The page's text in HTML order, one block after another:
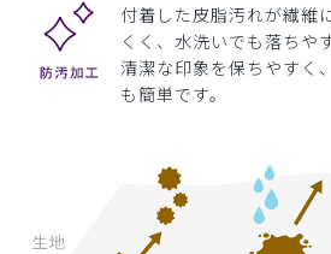
付着した皮脂汚れが繊維
くく、水洗いでも落ちや
清潔な印象を保ちやすく
も簡単です。